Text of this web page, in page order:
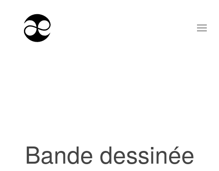
Bande dessinée